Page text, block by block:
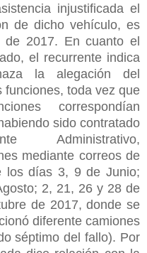
injustificada el
de dicho vehículo, es
2017. En cuanto el
el recurrente indica
la alegación del
toda vez que
correspondían
sido contratado
Administrativo,
mediante correos de
los días 3, 9 de Junio;
2, 21, 26 y 28 de
de 2017, donde se
diferente camiones
séptimo del fallo). Por